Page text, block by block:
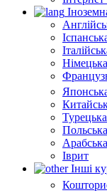
Іврит
Інші